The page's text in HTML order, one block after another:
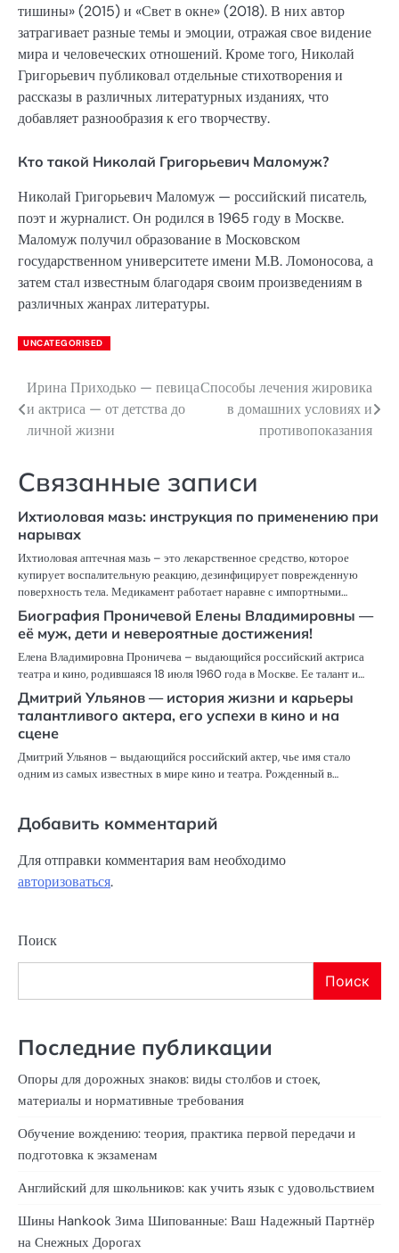
тишины» (2015) и «Свет в окне» (2018). В них автор
затрагивает разные темы и эмоции, отражая свое видение
мира и человеческих отношений. Кроме того, Николай
Григорьевич публиковал отдельные стихотворения и
рассказы в различных литературных изданиях, что
добавляет разнообразия к его творчеству.
Кто такой Николай Григорьевич Маломуж?
Николай Григорьевич Маломуж — российский писатель,
поэт и журналист. Он родился в 1965 году в Москве.
Маломуж получил образование в Московском
государственном университете имени М.В. Ломоносова, а
затем стал известным благодаря своим произведениям в
различных жанрах литературы.
UNCATEGORISED
Навигация
по
Ирина Приходько — певица
и актриса — от детства до
личной жизни
Способы лечения жировика
в домашних условиях и
противопоказания
Связанные записи
Ихтиоловая мазь: инструкция по применению при
нарывах
Ихтиоловая аптечная мазь – это лекарственное средство, которое
купирует воспалительную реакцию, дезинфицирует поврежденную
поверхность тела. Медикамент работает наравне с импортными…
Биография Проничевой Елены Владимировны —
её муж, дети и невероятные достижения!
Елена Владимировна Проничева – выдающийся российский актриса
театра и кино, родившаяся 18 июля 1960 года в Москве. Ее талант и…
Дмитрий Ульянов — история жизни и карьеры
талантливого актера, его успехи в кино и на
сцене
Дмитрий Ульянов – выдающийся российский актер, чье имя стало
одним из самых известных в мире кино и театра. Рожденный в…
Добавить комментарий
Для отправки комментария вам необходимо
авторизоваться.
Поиск
Поиск
Последние публикации
Опоры для дорожных знаков: виды столбов и стоек,
материалы и нормативные требования
Обучение вождению: теория, практика первой передачи и
подготовка к экзаменам
Английский для школьников: как учить язык с удовольствием
Шины Hankook Зима Шипованные: Ваш Надежный Партнёр
на Снежных Дорогах